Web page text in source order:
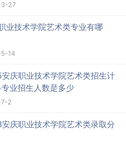
27
业技术学院艺术类专业有哪
14
庆职业技术学院艺术类招生计
业招生人数是多少
2
庆职业技术学院艺术类录取分